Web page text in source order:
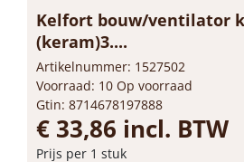
Kelfort bouw/ventilator
(keram)3....
Artikelnummer: 1527502
Voorraad: 10 Op voorraad
Gtin: 8714678197888
€ 33,86 incl. BTW
Prijs per 1 stuk